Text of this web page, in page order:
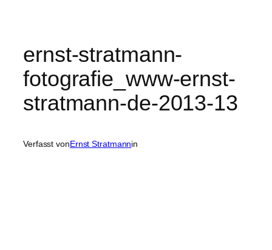
ernst-stratmann-
fotografie_www-ernst-
stratmann-de-2013-13
Verfasst vonErnst Stratmannin